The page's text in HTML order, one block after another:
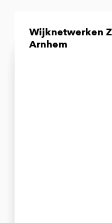
Wijknetwerken
Arnhem